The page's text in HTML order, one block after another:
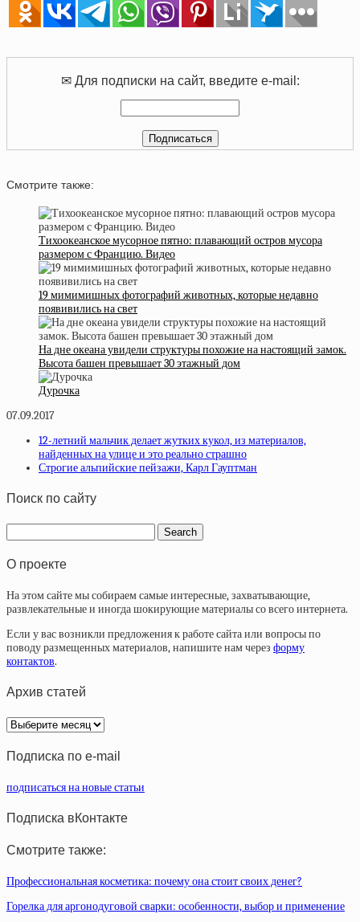
✉ Для подписки на сайт, введите e-mail:
Смотрите также:
Тихоокеанское мусорное пятно: плавающий остров мусора
размером с Францию. Видео
19 мимимишных фотографий животных, которые недавно
появивились на свет
На дне океана увидели структуры похожие на настоящий замок.
Высота башен превышает 30 этажный дом
Дурочка
07.09.2017
12-летний мальчик делает жутких кукол, из материалов,
найденных на улице и это реально страшно
Строгие альпийские пейзажи, Карл Гауптман
Поиск по сайту
О проекте
На этом сайте мы собираем самые интересные, захватывающие,
развлекательные и иногда шокирующие материалы со всего интернета.
Если у вас возникли предложения к работе сайта или вопросы по
поводу размещенных материалов, напишите нам через форму
контактов.
Архив статей
Архив
статей
Подписка по e-mail
подписаться на новые статьи
Подписка вКонтакте
Смотрите также:
Профессиональная косметика: почему она стоит своих денег?
Горелка для аргонодуговой сварки: особенности, выбор и применение